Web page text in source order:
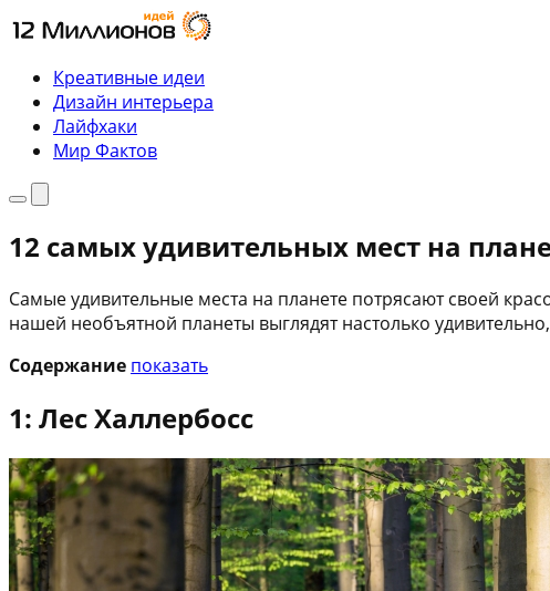
Перейти
к
содержимому
Креативные идеи
Дизайн интерьера
Лайфхаки
Мир Фактов
МенюПоиск
12 самых удивительных мест на
Самые удивительные места на планете потрясают своей
нашей необъятной планеты выглядят настолько
Содержание показать
1: Лес Халлербосс